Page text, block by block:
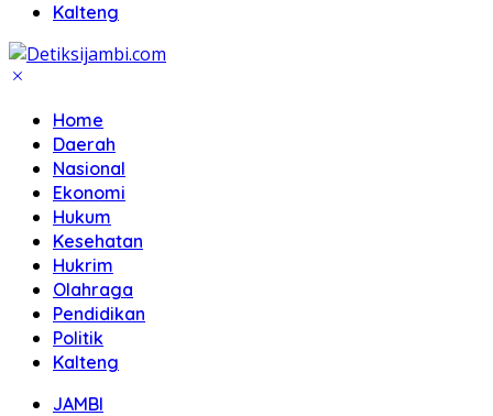
Kalteng
Home
Daerah
Nasional
Ekonomi
Hukum
Kesehatan
Hukrim
Olahraga
Pendidikan
Politik
Kalteng
JAMBI